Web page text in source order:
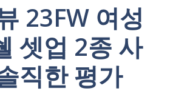
23FW 여성
셋업 2종 사
직한 평가